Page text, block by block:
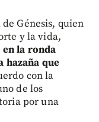
Génesis, quien
y la vida,
la ronda
hazaña que
con la
de los
por una